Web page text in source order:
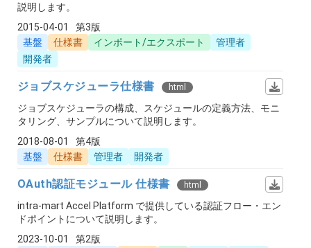
説明します。
2015-04-01
第3版
基盤
仕様書 インポート/エクスポート
管理者
開発者
ジョブスケジューラ仕様書 html
ジョブスケジューラの構成、スケジュールの定義方法、モニ
タリング、サンプルについて説明します。
2018-08-01
第4版
基盤
仕様書 管理者 開発者
OAuth認証モジュール 仕様書 html
intra-mart Accel Platform で提供している認証フロー・エン
ドポイントについて説明します。
2023-10-01
第2版